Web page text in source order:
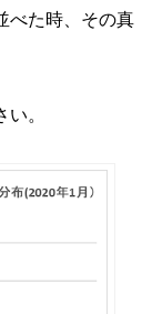
べた時、その真
。